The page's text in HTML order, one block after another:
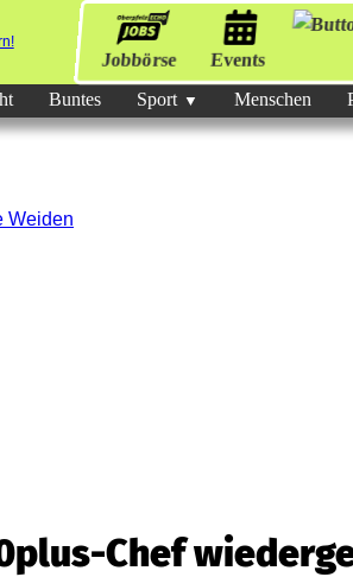
Jobbörse Events
Buntes Sport Menschen
Chef